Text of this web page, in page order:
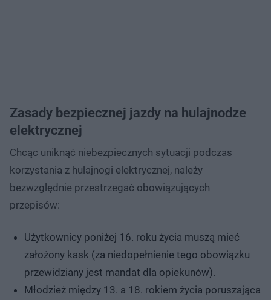
Zasady bezpiecznej jazdy na hulajnodze
elektrycznej
Chcąc uniknąć niebezpiecznych sytuacji podczas
korzystania z hulajnogi elektrycznej, należy
bezwzględnie przestrzegać obowiązujących
przepisów:
Użytkownicy poniżej 16. roku życia muszą mieć
założony kask (za niedopełnienie tego obowiązku
przewidziany jest mandat dla opiekunów).
Młodzież między 13. a 18. rokiem życia poruszająca